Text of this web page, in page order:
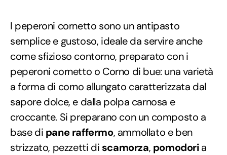
I peperoni cornetto sono un antipasto
semplice e gustoso, ideale da servire anche
come sfizioso contorno, preparato con i
peperoni cornetto o Corno di bue: una varietà
a forma di corno allungato caratterizzata dal
sapore dolce, e dalla polpa carnosa e
croccante. Si preparano con un composto a
base di pane raffermo, ammollato e ben
strizzato, pezzetti di scamorza, pomodoria